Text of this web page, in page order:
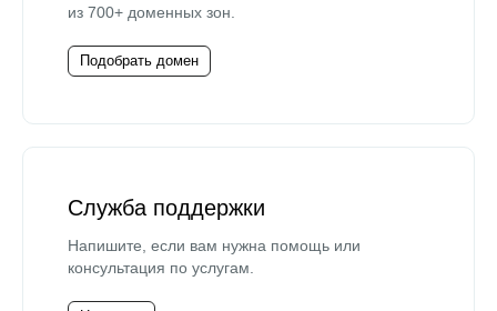
из 700+ доменных зон.
Подобрать домен
Служба поддержки
Напишите, если вам нужна помощь или
консультация по услугам.